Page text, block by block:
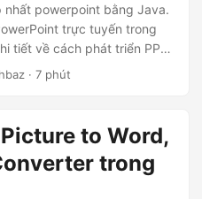
nhất powerpoint bằng Java.
trực tuyến trong
tiết về cách phát triển PPTX
· 7 phút
to Word,
trong